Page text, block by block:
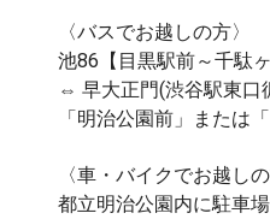
⸻
② ウォームダウン＆感覚の
高まった心拍と神経を整え
徐々に内側へ。
〈バスでお越しの方〉
池86【目黒駅前～千駄
⇔ 早大正門(渋谷駅東口
「明治公園前」または
〈車・バイクでお越しの
都立明治公園内に駐車